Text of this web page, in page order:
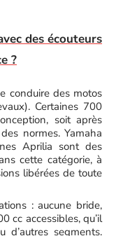
des écouteurs
?
conduire des motos
Certaines 700
soit après
normes. Yamaha
Aprilia sont des
cette catégorie, à
libérées de toute
: aucune bride,
cc accessibles, qu’il
d’autres segments.